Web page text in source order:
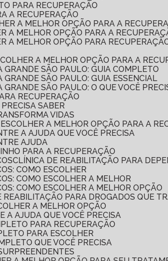
PARA RECUPERAÇÃO
A RECUPERAÇÃO
A MELHOR OPÇÃO PARA A
A MELHOR OPÇÃO PARA A
A MELHOR OPÇÃO PARA
A MELHOR OPÇÃO PARA A
GRANDE SÃO PAULO: GUIA COMPLETO
GRANDE SÃO PAULO: GUIA ESSENCIAL
SÃO PAULO: O QUE VOCÊ
RECUPERAÇÃO
SABER
VIDAS
A MELHOR OPÇÃO PARA A
A AJUDA QUE VOCÊ PRECISA
AJUDA
PARA A RECUPERAÇÃO
CLÍNICA DE REABILITAÇÃO PARA
COMO ESCOLHER
COMO ESCOLHER A MELHOR
COMO ESCOLHER A MELHOR OPÇÃO
REABILITAÇÃO PARA DROGADOS QUE
A MELHOR OPÇÃO
A AJUDA QUE VOCÊ PRECISA
PARA RECUPERAÇÃO
PARA ESCOLHER
QUE VOCÊ PRECISA